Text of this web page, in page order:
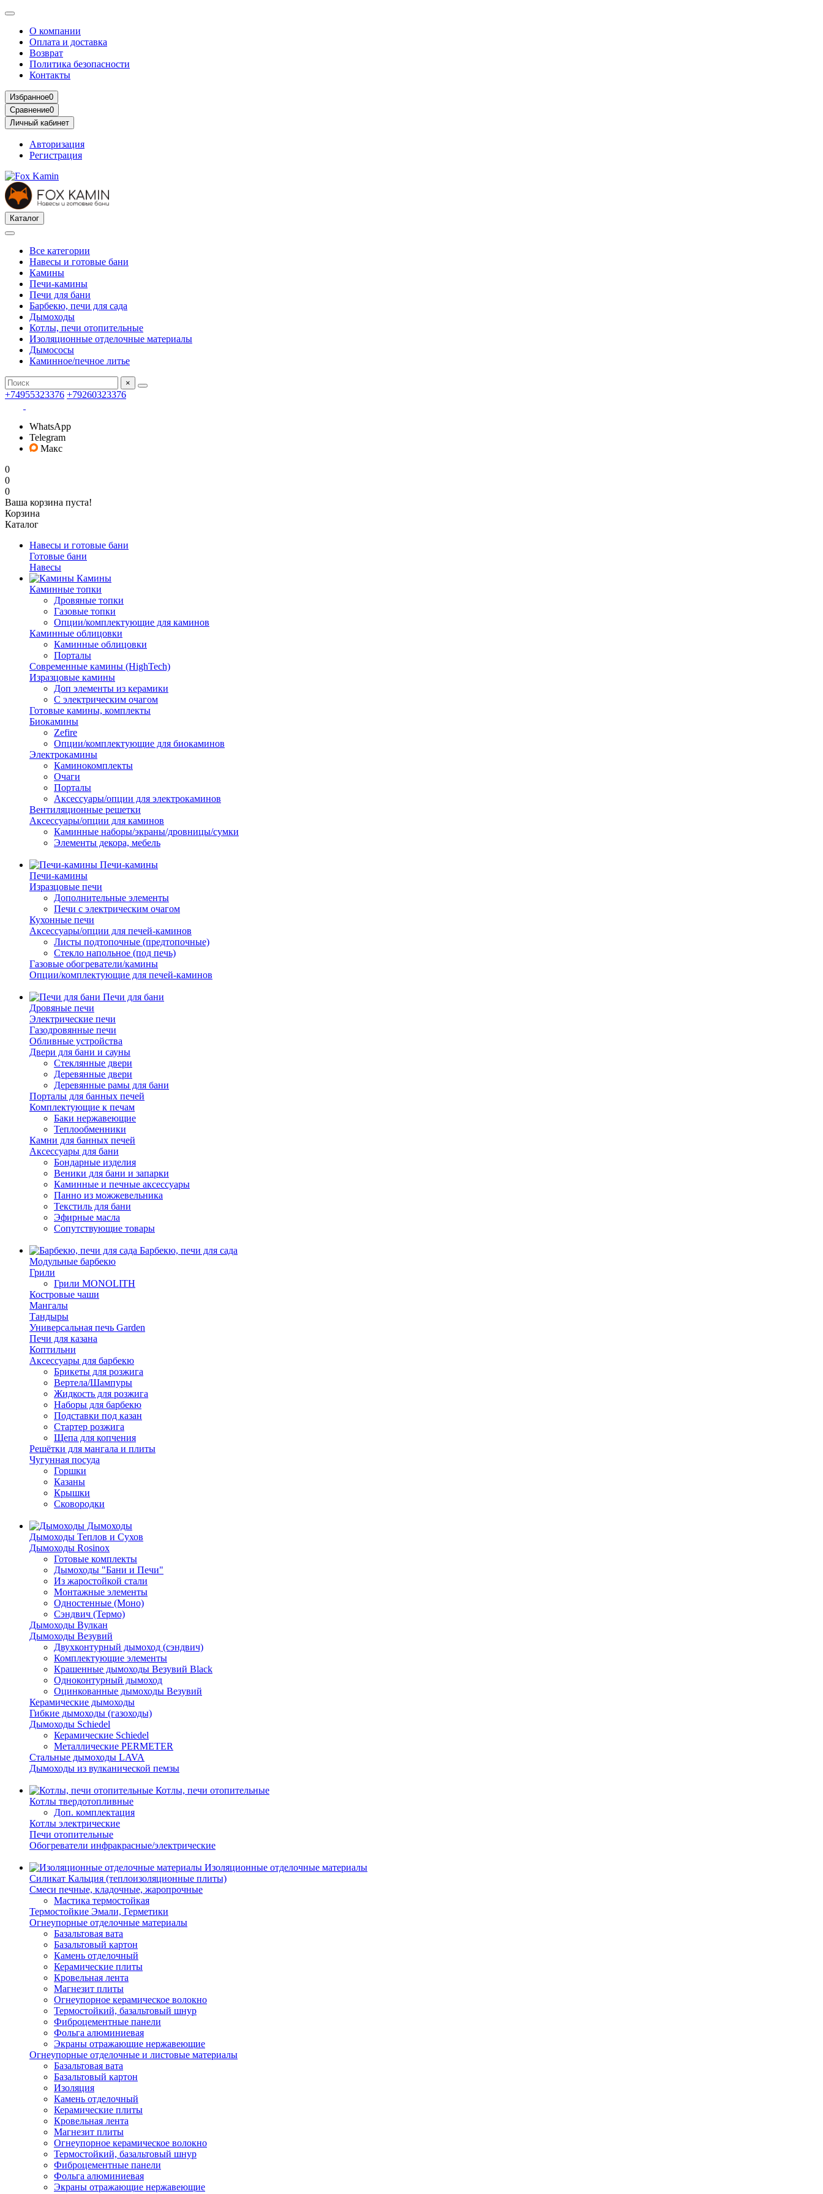
О компании
Оплата и доставка
Возврат
Политика безопасности
Контакты
Избранное0
Сравнение0
Личный кабинет
Авторизация
Регистрация
Каталог
Все категории
Навесы и готовые бани
Камины
Печи-камины
Печи для бани
Барбекю, печи для сада
Дымоходы
Котлы, печи отопительные
Изоляционные отделочные материалы
Дымососы
Каминное/печное литье
×
+74955323376 +79260323376
WhatsApp
Telegram
Макс
0
0
0
Ваша корзина пуста!
Корзина
Каталог
Навесы и готовые бани
Готовые бани
Навесы
Камины
Каминные топки
Дровяные топки
Газовые топки
Опции/комплектующие для каминов
Каминные облицовки
Каминные облицовки
Порталы
Современные камины (HighTech)
Изразцовые камины
Доп элементы из керамики
С электрическим очагом
Готовые камины, комплекты
Биокамины
Zefire
Опции/комплектующие для биокаминов
Электрокамины
Каминокомплекты
Очаги
Порталы
Аксессуары/опции для электрокаминов
Вентиляционные решетки
Аксессуары/опции для каминов
Каминные наборы/экраны/дровницы/сумки
Элементы декора, мебель
Печи-камины
Печи-камины
Изразцовые печи
Дополнительные элементы
Печи с электрическим очагом
Кухонные печи
Аксессуары/опции для печей-каминов
Листы подтопочные (предтопочные)
Стекло напольное (под печь)
Газовые обогреватели/камины
Опции/комплектующие для печей-каминов
Печи для бани
Дровяные печи
Электрические печи
Газодровянные печи
Обливные устройства
Двери для бани и сауны
Стеклянные двери
Деревянные двери
Деревянные рамы для бани
Порталы для банных печей
Комплектующие к печам
Баки нержавеющие
Теплообменники
Камни для банных печей
Аксессуары для бани
Бондарные изделия
Веники для бани и запарки
Каминные и печные аксессуары
Панно из можжевельника
Текстиль для бани
Эфирные масла
Сопутствующие товары
Барбекю, печи для сада
Модульные барбекю
Грили
Грили MONOLITH
Костровые чаши
Мангалы
Тандыры
Универсальная печь Garden
Печи для казана
Коптильни
Аксессуары для барбекю
Брикеты для розжига
Вертела/Шампуры
Жидкость для розжига
Наборы для барбекю
Подставки под казан
Стартер розжига
Щепа для копчения
Решётки для мангала и плиты
Чугунная посуда
Горшки
Казаны
Крышки
Сковородки
Дымоходы
Дымоходы Теплов и Сухов
Дымоходы Rosinox
Готовые комплекты
Дымоходы "Бани и Печи"
Из жаростойкой стали
Монтажные элементы
Одностенные (Моно)
Сэндвич (Термо)
Дымоходы Вулкан
Дымоходы Везувий
Двухконтурный дымоход (сэндвич)
Комплектующие элементы
Крашенные дымоходы Везувий Black
Одноконтурный дымоход
Оцинкованные дымоходы Везувий
Керамические дымоходы
Гибкие дымоходы (газоходы)
Дымоходы Schiedel
Керамические Schiedel
Металлические PERMETER
Стальные дымоходы LAVA
Дымоходы из вулканической пемзы
Котлы, печи отопительные
Котлы твердотопливные
Доп. комплектация
Котлы электрические
Печи отопительные
Обогреватели инфракрасные/электрические
Изоляционные отделочные материалы
Силикат Кальция (теплоизоляционные плиты)
Смеси печные, кладочные, жаропрочные
Мастика термостойкая
Термостойкие Эмали, Герметики
Огнеупорные отделочные материалы
Базальтовая вата
Базальтовый картон
Камень отделочный
Керамические плиты
Кровельная лента
Магнезит плиты
Огнеупорное керамическое волокно
Термостойкий, базальтовый шнур
Фиброцементные панели
Фольга алюминиевая
Экраны отражающие нержавеющие
Огнеупорные отделочные и листовые материалы
Базальтовая вата
Базальтовый картон
Изоляция
Камень отделочный
Керамические плиты
Кровельная лента
Магнезит плиты
Огнеупорное керамическое волокно
Термостойкий, базальтовый шнур
Фиброцементные панели
Фольга алюминиевая
Экраны отражающие нержавеющие